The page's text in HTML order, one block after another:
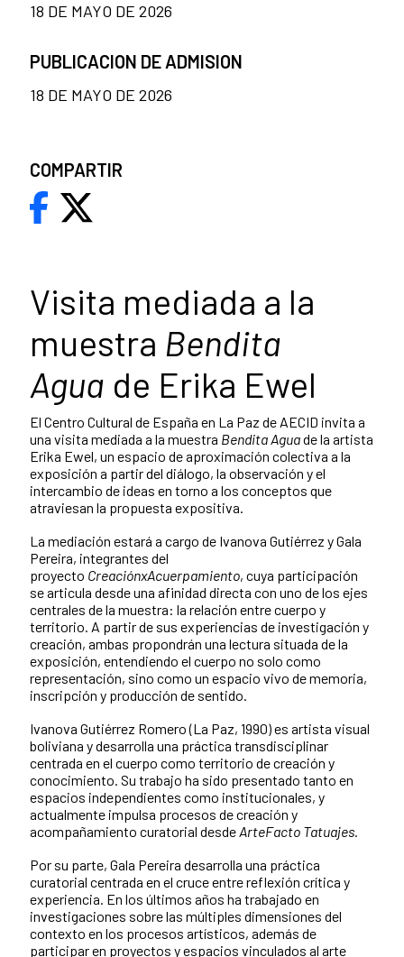
Visita mediada a la
muestra Bendita
Agua de Erika Ewel
El Centro Cultural de España en La Paz de AECID invita a
una visita mediada a la muestra Bendita Aguade la artista
Erika Ewel, un espacio de aproximación colectiva a la
exposición a partir del diálogo, la observación y el
intercambio de ideas en torno a los conceptos que
atraviesan la propuesta expositiva.
La mediación estará a cargo de Ivanova Gutiérrez y Gala
Pereira, integrantes del
proyecto CreaciónxAcuerpamiento, cuya participación
se articula desde una afinidad directa con uno de los ejes
centrales de la muestra: la relación entre cuerpo y
territorio. A partir de sus experiencias de investigación y
creación, ambas propondrán una lectura situada de la
exposición, entendiendo el cuerpo no solo como
representación, sino como un espacio vivo de memoria,
inscripción y producción de sentido.
Ivanova Gutiérrez Romero (La Paz, 1990) es artista visual
boliviana y desarrolla una práctica transdisciplinar
centrada en el cuerpo como territorio de creación y
conocimiento. Su trabajo ha sido presentado tanto en
espacios independientes como institucionales, y
actualmente impulsa procesos de creación y
acompañamiento curatorial desdeArteFacto Tatuajes.
Por su parte, Gala Pereira desarrolla una práctica
curatorial centrada en el cruce entre reflexión crítica y
experiencia. En los últimos años ha trabajado en
investigaciones sobre las múltiples dimensiones del
contexto en los procesos artísticos, además de
participar en proyectos y espacios vinculados al arte
18 DE MAYO DE 2026
PUBLICACION DE ADMISION
18 DE MAYO DE 2026
COMPARTIR